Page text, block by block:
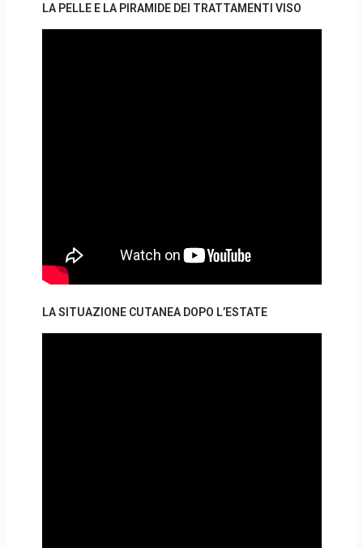
LA PELLE E LA PIRAMIDE DEI TRATTAMENTI VISO
LA SITUAZIONE CUTANEA DOPO L’ESTATE